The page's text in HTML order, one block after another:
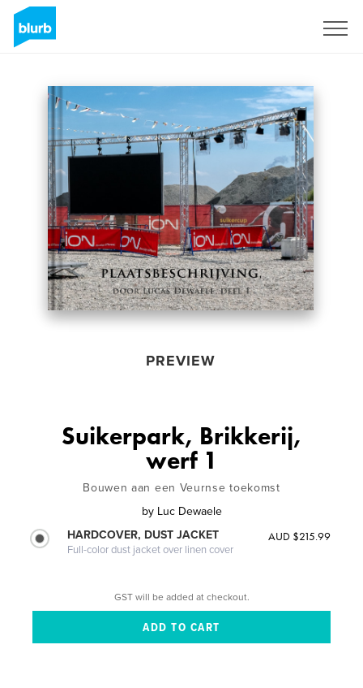
PREVIEW
Suikerpark, Brikkerij,
werf 1
Bouwen aan een Veurnse toekomst
by Luc Dewaele
HARDCOVER, DUST JACKET
Full-color dust jacket over linen cover
AUD $215.99
GST will be added at checkout.